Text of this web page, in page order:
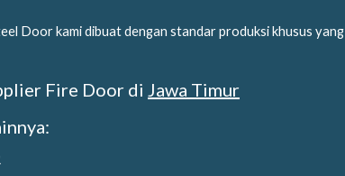
Door kami dibuat dengan standar produksi khusus yang
Fire Door di Jawa Timur